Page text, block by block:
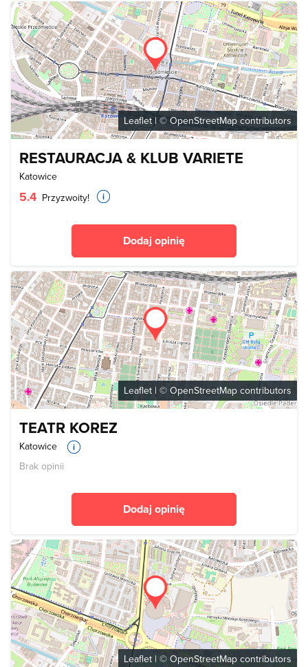
Leaflet| © OpenStreetMap contributors
RESTAURACJA & KLUB VARIETE
Katowice
5.4 Przyzwoity!
Dodaj opinię
Leaflet | © OpenStreetMap contributors
TEATR KOREZ
Katowice
Brak opinii
Dodaj opinię
Leaflet | ©OpenStreetMap contributors